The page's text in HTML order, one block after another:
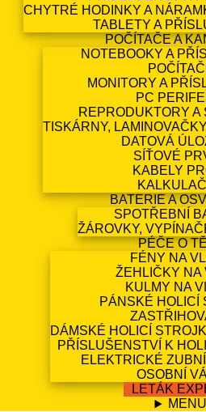
CHYTRÉ HODINKY A
TABLETY A
POČÍTAČE A
NOTEBOOKY A
MONITORY A
PC
REPRODUKTORY A
TISKÁRNY,
DATOVÁ
SÍŤOVÉ
KABELY
BATERIE A
SPOTŘEBNÍ
ŽÁROVKY,
PÉČE O
FÉNY NA
ŽEHLIČKY NA
KULMY NA
PÁNSKÉ HOLICÍ
DÁMSKÉ HOLICÍ
PŘÍSLUŠENSTVÍ K
ELEKTRICKÉ
OSOBNÍ
LETÁK
MENU